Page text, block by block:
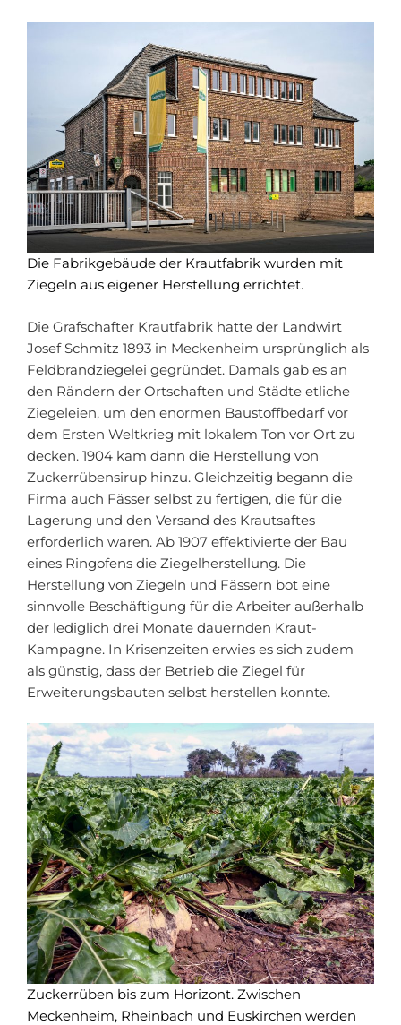
Die Fabrikgebäude der Krautfabrik wurden mit
Ziegeln aus eigener Herstellung errichtet.
Die Grafschafter Krautfabrik hatte der Landwirt
Josef Schmitz 1893 in Meckenheim ursprünglich als
Feldbrandziegelei gegründet. Damals gab es an
den Rändern der Ortschaften und Städte etliche
Ziegeleien, um den enormen Baustoffbedarf vor
dem Ersten Weltkrieg mit lokalem Ton vor Ort zu
decken. 1904 kam dann die Herstellung von
Zuckerrübensirup hinzu. Gleichzeitig begann die
Firma auch Fässer selbst zu fertigen, die für die
Lagerung und den Versand des Krautsaftes
erforderlich waren. Ab 1907 effektivierte der Bau
eines Ringofens die Ziegelherstellung. Die
Herstellung von Ziegeln und Fässern bot eine
sinnvolle Beschäftigung für die Arbeiter außerhalb
der lediglich drei Monate dauernden Kraut-
Kampagne. In Krisenzeiten erwies es sich zudem
als günstig, dass der Betrieb die Ziegel für
Erweiterungsbauten selbst herstellen konnte.
Zuckerrüben bis zum Horizont. Zwischen
Meckenheim, Rheinbach und Euskirchen werden